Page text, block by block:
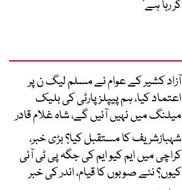
کر رہا ہے‘
آزاد کشیر کے عوام نے مسلم لیگ ن پر
اعتماد کیا، ہم پیپلز پارٹی کی بلیک
میلنگ میں نہیں آئیں گے، شاہ غلام قادر
شہبازشریف کا مستقبل کیا؟ بڑی خبر،
کراچی میں ایم کیو ایم کی جگہ پی ٹی آئی
کیوں؟ نئے صوبوں کا قیام، اندر کی خبر